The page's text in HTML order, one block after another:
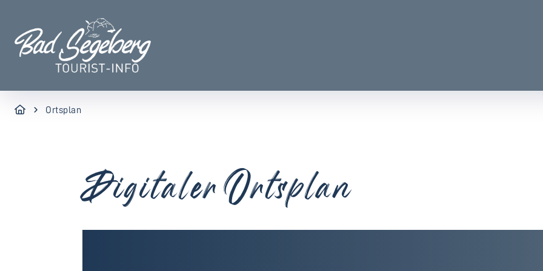
Ortsplan
Digitaler Ortsplan